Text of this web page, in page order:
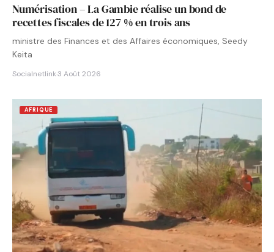
Numérisation – La Gambie réalise un bond de
recettes fiscales de 127 % en trois ans
ministre des Finances et des Affaires économiques, Seedy
Keita
Socialnetlink·3 Août 2026
AFRIQUE